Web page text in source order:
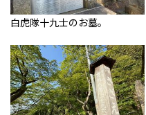
白虎隊十九士のお墓。